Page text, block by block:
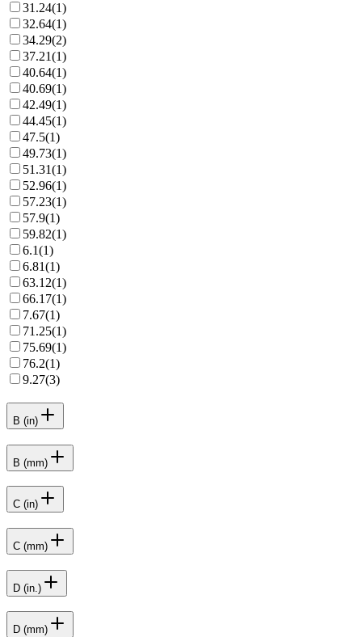
31.24(1)
32.64(1)
34.29(2)
37.21(1)
40.64(1)
40.69(1)
42.49(1)
44.45(1)
47.5(1)
49.73(1)
51.31(1)
52.96(1)
57.23(1)
57.9(1)
59.82(1)
6.1(1)
6.81(1)
63.12(1)
66.17(1)
7.67(1)
71.25(1)
75.69(1)
76.2(1)
9.27(3)
B (in)
B (mm)
C (in)
C (mm)
D (in.)
D (mm)